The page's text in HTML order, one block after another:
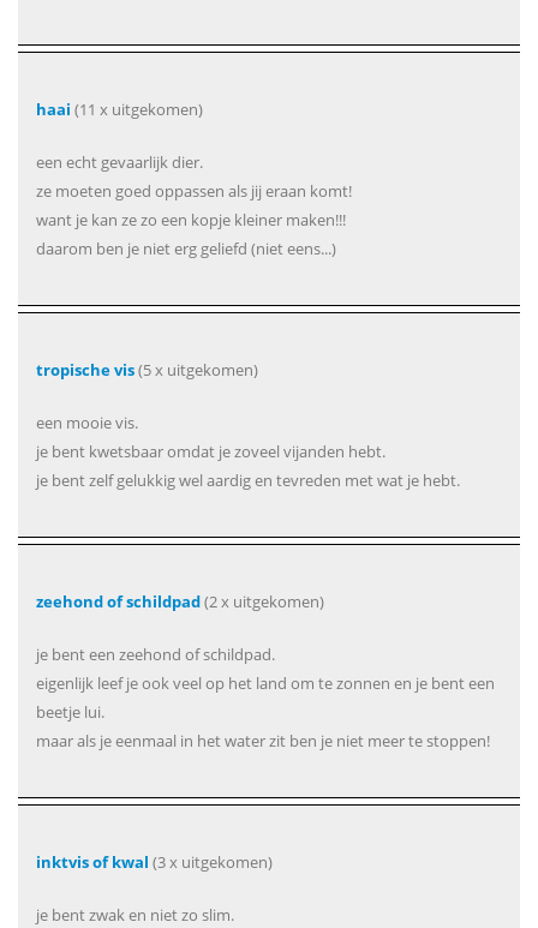
haai (11 x uitgekomen)
een echt gevaarlijk dier.
ze moeten goed oppassen als jij eraan komt!
want je kan ze zo een kopje kleiner maken!!!
daarom ben je niet erg geliefd (niet eens...)
tropische vis(5 x uitgekomen)
een mooie vis.
je bent kwetsbaar omdat je zoveel vijanden hebt.
je bent zelf gelukkig wel aardig en tevreden met wat je hebt.
zeehond of schildpad(2 x uitgekomen)
je bent een zeehond of schildpad.
eigenlijk leef je ook veel op het land om te zonnen en je bent een
beetje lui.
maar als je eenmaal in het water zit ben je niet meer te stoppen!
inktvis of kwal (3 x uitgekomen)
je bent zwak en niet zo slim.